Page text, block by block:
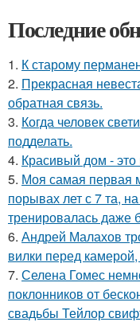
Последние
1. К старому
2. Прекрасная
обратная связь.
3. Когда человек
подделать.
4. Красивый дом - это
5. Моя самая первая
порывах лет с 7 та,
тренировалась даже
6. Андрей Малахов
вилки перед
7. Селена Гомес
поклонников от
свадьбы Тейлор